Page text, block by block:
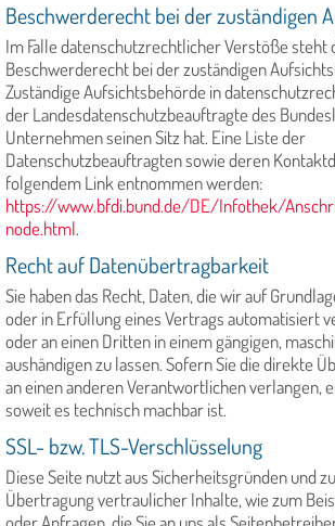
Beschwerderecht bei der zuständigen
Im Falle datenschutzrechtlicher Verstöße
Beschwerderecht bei der zuständigen
Zuständige Aufsichtsbehörde in
der Landesdatenschutzbeauftragte des
Unternehmen seinen Sitz hat. Eine Liste der
Datenschutzbeauftragten sowie deren
folgendem Link entnommen werden:
https://www.bfdi.bund.de/DE/Infothek/
node.html.
Recht auf Datenübertragbarkeit
Sie haben das Recht, Daten, die wir auf
oder in Erfüllung eines Vertrags automatisiert
oder an einen Dritten in einem gängigen,
aushändigen zu lassen. Sofern Sie die direkte
an einen anderen Verantwortlichen verlangen,
soweit es technisch machbar ist.
SSL- bzw. TLS-Verschlüsselung
Diese Seite nutzt aus Sicherheitsgründen und
Übertragung vertraulicher Inhalte, wie zum